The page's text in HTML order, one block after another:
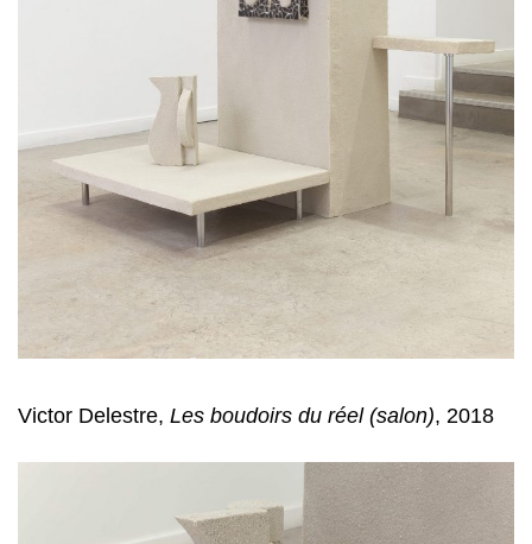
Victor Delestre, Les boudoirs du réel (salon), 2018